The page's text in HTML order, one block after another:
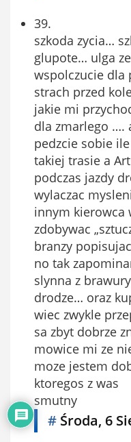
39.
szkoda zycia…
glupote… ulga
wspolczucie dla
strach przed
jakie mi
dla zmarlego ….
pedzcie sobie
takiej trasie a
podczas jazdy
wylaczac
innym kierowca
zdobywac
branzy
no tak
slynna z
drodze… oraz
wiec zwykle
sa zbyt dobrze
mowice mi ze
moze jestem
ktoregos z was
smutny
# Środa, 6